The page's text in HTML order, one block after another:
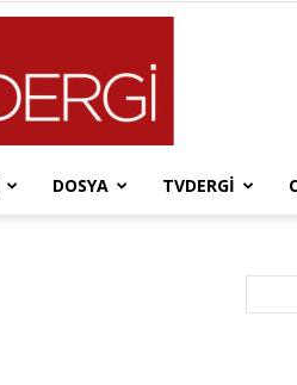
DOSYA TVDERGI